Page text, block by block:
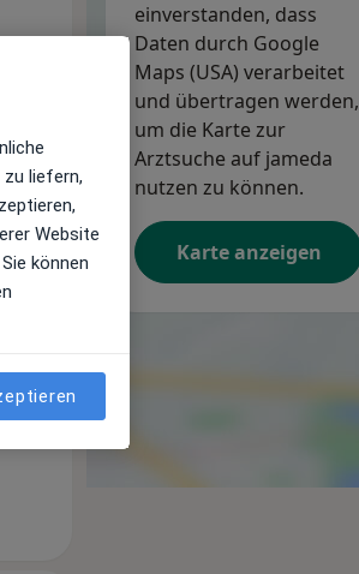
Mi, Do,
13 Aug
Fr,
14 Aug
einverstanden, dass
Daten durch Google
Maps (USA) verarbeitet
und übertragen werden,
um die Karte zur
Arztsuche auf jameda
nutzen zu können.
Karte anzeigen
liefern,
Website
können